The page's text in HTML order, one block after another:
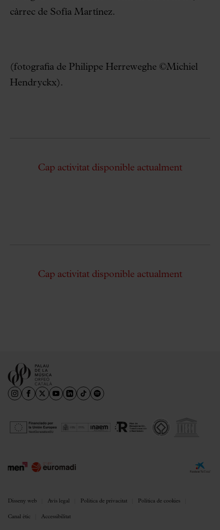
càrrec de Sofía Martínez.
(fotografia de Philippe Herreweghe ©Michiel
Hendryckx).
Cap activitat disponible actualment
Cap activitat disponible actualment
Disseny web Avís legal Política de privacitat Política de cookies
Canal ètic Accessibilitat